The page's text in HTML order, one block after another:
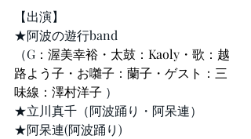
【出演】
★阿波の遊行band
（G ：渥美幸裕・太鼓：Kaoly・歌：越
路よう子・お囃子：蘭子・ゲスト：三
味線：澤村洋子 ）
★立川真千（阿波踊り・阿呆連）
★阿呆連(阿波踊り)